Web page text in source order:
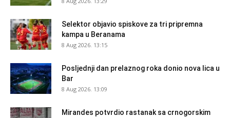
Selektor objavio spiskove za tri pripremna
kampa u Beranama
8 Aug 2026. 13:15
Posljednji dan prelaznog roka donio nova lica u
Bar
8 Aug 2026. 13:09
Mirandes potvrdio rastanak sa crnogorskim